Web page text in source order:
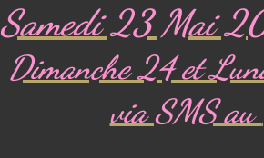
Samedi 23 Mai
Dimanche 24 et
via SMS au